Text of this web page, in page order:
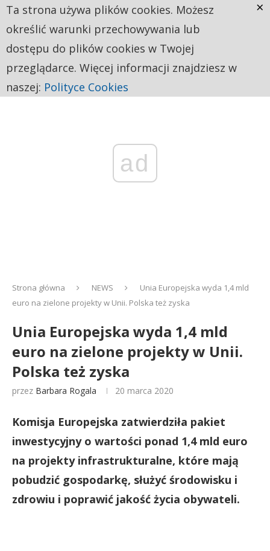
ad
Strona główna NEWS
Unia Europejska wyda 1,4 mld
euro na zielone projekty w Unii. Polska też zyska
Unia Europejska wyda 1,4 mld
euro na zielone projekty w Unii.
Polska też zyska
przez Barbara Rogala 20 marca 2020
Komisja Europejska zatwierdziła pakiet
inwestycyjny o wartości ponad 1,4 mld euro
na projekty infrastrukturalne, które mają
pobudzić gospodarkę, służyć środowisku i
zdrowiu i poprawić jakość życia obywateli.
Ta strona używa plików cookies. Możesz
określić warunki przechowywania lub
dostępu do plików cookies w Twojej
przeglądarce. Więcej informacji znajdziesz w
naszej: Polityce Cookies
×